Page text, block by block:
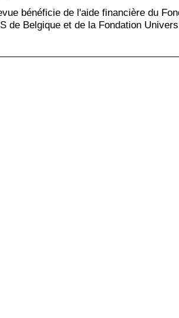
bénéficie de l'aide financière du
de Belgique et de la Fondation